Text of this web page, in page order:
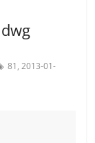
81, 2013-01-